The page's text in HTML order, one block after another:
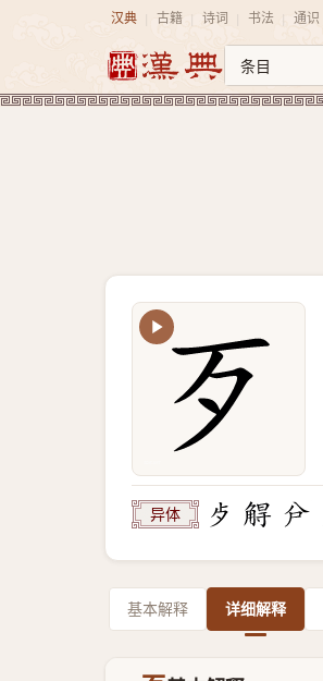
汉典 古籍 诗词 书法 通识
异体
基本解释 详细解释